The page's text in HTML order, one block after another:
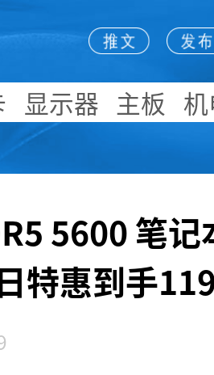
显示器 主板
5600 笔记
特惠到手